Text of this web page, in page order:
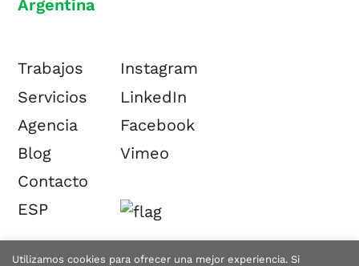
Argentina
Trabajos
Servicios
Agencia
Blog
Contacto
ESP
Instagram
LinkedIn
Facebook
Vimeo
Utilizamos cookies para ofrecer una mejor experiencia. Si